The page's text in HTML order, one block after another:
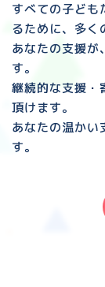
すべての子ども
るために、多く
あなたの支援が
す。
継続的な支援・
頂けます。
あなたの温かい
す。